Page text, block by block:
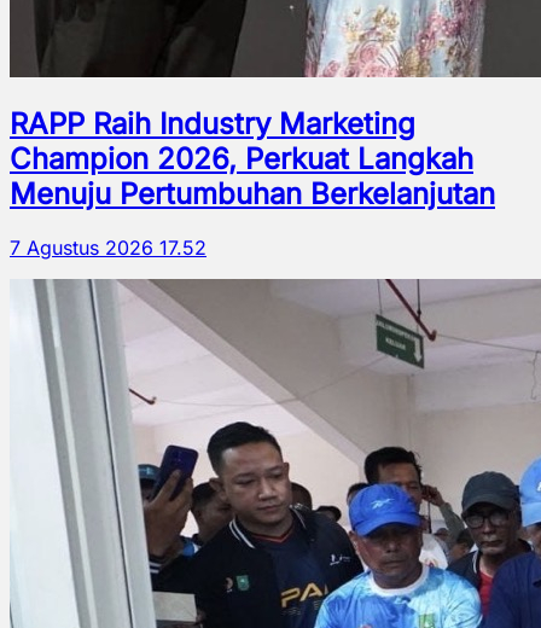
RAPP Raih Industry Marketing
Champion 2026, Perkuat Langkah
Menuju Pertumbuhan Berkelanjutan
7 Agustus 2026 17.52